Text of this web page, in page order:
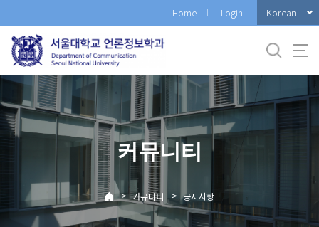
로
메
Home Login Korean
커뮤니티
> 커뮤니티 > 공지사항